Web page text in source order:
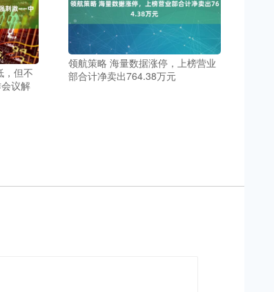
，但不
议解
领航策略 海量数据涨停，上榜营业
部合计净卖出764.38万元